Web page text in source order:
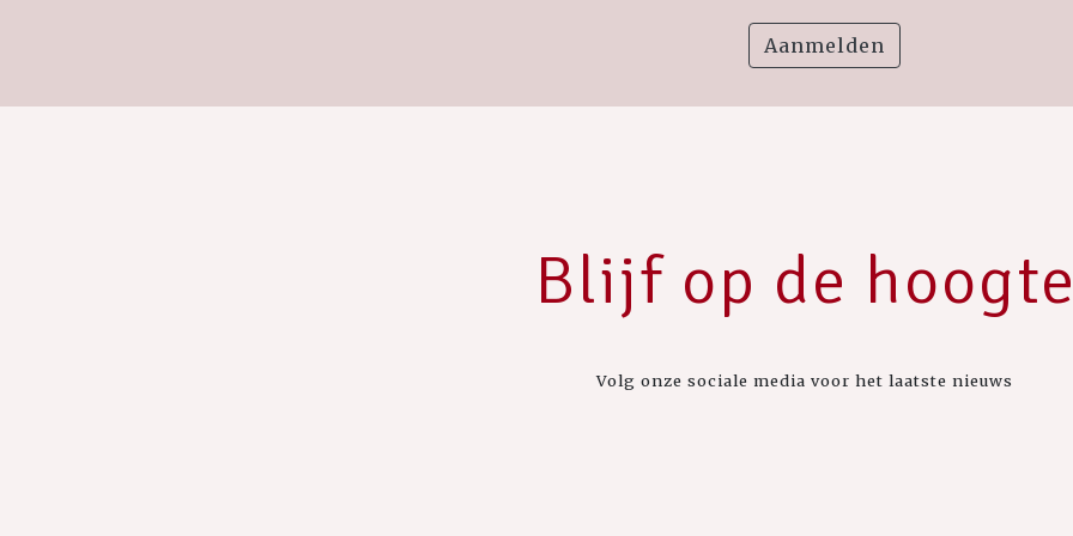
Aanmelden
Blijf op de
Volg onze sociale media voor het laatste nieuws